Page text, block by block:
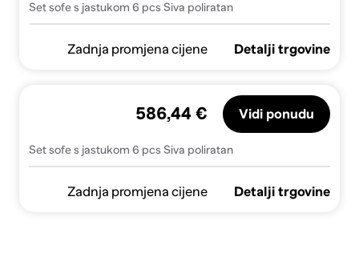
Set sofe s jastukom 6 pcs Siva poliratan
Zadnja promjena cijene Detalji trgovine
Set sofe s jastukom 6 pcs Siva poliratan
586,44 € Vidi ponudu
Zadnja promjena cijene Detalji trgovine